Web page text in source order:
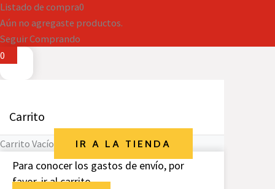
Listado de compra0
Aún no agregaste productos.
Seguir Comprando
0
Carrito
Carrito Vacío IR A LA TIENDA
Para conocer los gastos de envío, por
favor, ir al carrito.